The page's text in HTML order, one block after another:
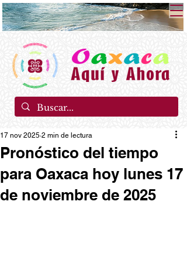
Pronóstico del tiempo
para Oaxaca hoy lunes 17
de noviembre de 2025
17 nov 2025 2 min de lectura